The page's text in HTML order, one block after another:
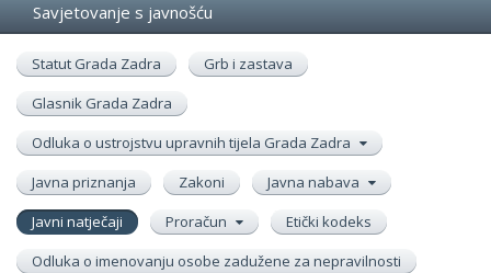
Savjetovanje s javnošću
Statut Grada Zadra
Grb i zastava
Glasnik Grada Zadra
Odluka o ustrojstvu upravnih tijela Grada Zadra
Javna priznanja
Zakoni
Javna nabava
Javni natječaji
Proračun
Etički kodeks
Odluka o imenovanju osobe zadužene za nepravilnosti